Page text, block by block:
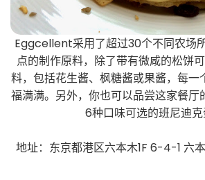
Eggcellent采用了超过30个不同农场
点的制作原料，除了带有微咸的松饼
料，包括花生酱、枫糖酱或果酱，每一
福满满。另外，你也可以品尝这家餐厅
6种口味可选的班尼迪克
地址：东京都港区六本木1F 6-4-1 六